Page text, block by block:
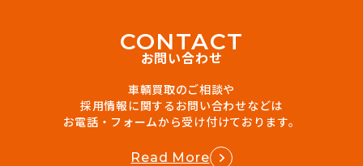
CONTACT
お問い合わせ
車輌買取のご相談や
採用情報に関するお問い合わせなどは
お電話・フォームから受け付けております。
Read More